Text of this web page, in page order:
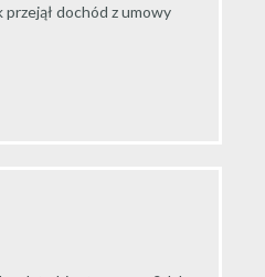
dochód z umowy